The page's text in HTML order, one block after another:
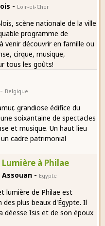
- Loir-et-Cher
scène nationale de la ville
programme de
venir découvrir en famille ou
cirque, musique,
tous les goûts!
- Belgique
grandiose édifice du
soixantaine de spectacles
et musique. Un haut lieu
cadre patrimonial
à Philae
Assouan - Egypte
lumière de Philae est
plus beaux d'Égypte. Il
déesse Isis et de son époux